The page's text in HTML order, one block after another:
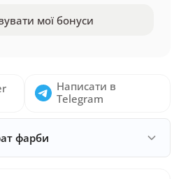
мої бонуси
Написати в
Telegram
фарби